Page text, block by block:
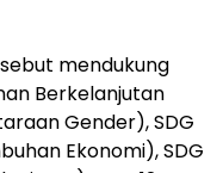
mendukung
Berkelanjutan
Gender), SDG
Ekonomi), SDG